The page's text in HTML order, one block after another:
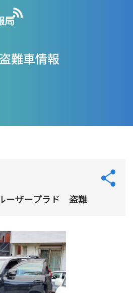
盗難車情報
ーザープラド 盗難